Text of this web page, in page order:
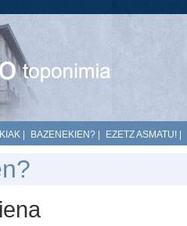
BAZENEKIEN? EZETZ ASMATU!